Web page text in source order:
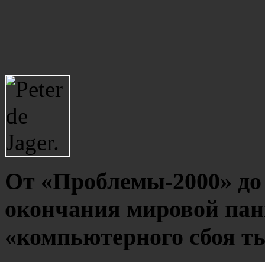
От «Проблемы-2000»
окончания мировой
«компьютерного сбоя